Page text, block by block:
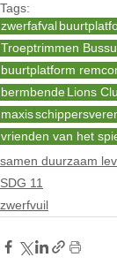
Tags:
zwerfafval
Troeptrimmen
buurtplatform
bermbendeLions
maxis
vrienden van het
samen duurzaam
SDG 11
zwerfvuil